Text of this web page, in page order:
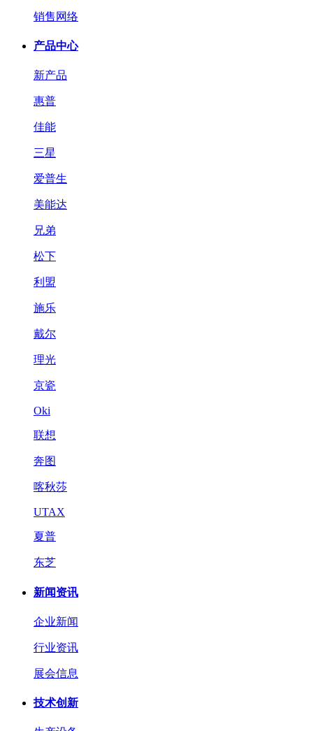
销售网络
产品中心
新产品
惠普
佳能
三星
爱普生
美能达
兄弟
松下
利盟
施乐
戴尔
理光
京瓷
Oki
联想
奔图
喀秋莎
UTAX
夏普
东芝
新闻资讯
企业新闻
行业资讯
展会信息
技术创新